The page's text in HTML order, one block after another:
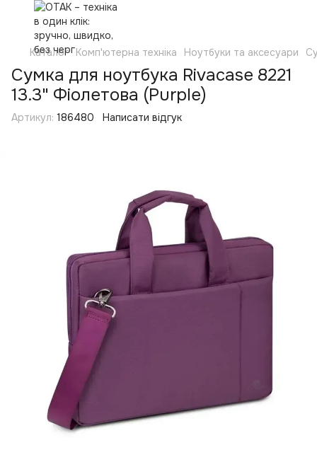
Каталог Комп'ютерна техніка Ноутбуки та аксесуари
Сумка для ноутбука Rivacase 8221
13.3" Фіолетова (Purple)
Артикул: 186480 Написати відгук